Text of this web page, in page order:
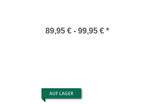
89,95 € - 99,95 € *
AUF LAGER